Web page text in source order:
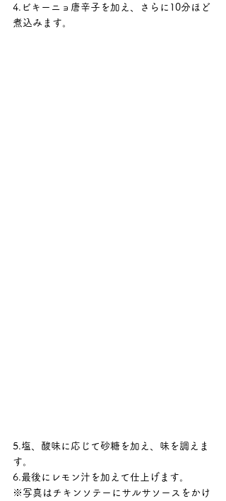
4.ビキーニョ唐辛子を加え、さらに10分ほど
煮込みます。
5.塩、酸味に応じて砂糖を加え、味を調えま
す。
6.最後にレモン汁を加えて仕上げます。
※写真はチキンソテーにサルサソースをかけ